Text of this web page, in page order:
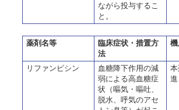
ながら投与するこ
と。
薬剤名等
臨床症状・措置方
法
リファンピシン
血糖降下作用の減
弱による高血糖症
状（嘔気・嘔吐、
脱水、呼気のアセ
進